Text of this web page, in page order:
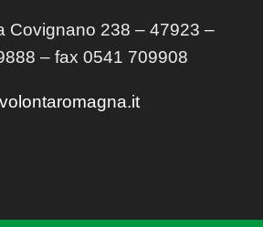
Covignano 238 – 47923 –
– fax 0541 709908